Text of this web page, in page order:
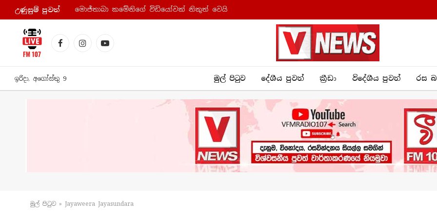
උණුසුම් පුව​ත් මොජ්තාබා කමේනිගේ විඩියෝවක් නිකුත් වෙයි
FacebookInstagramYouTube
ඉරිදා, අගෝස්තු 9 මුල් පිටුව දේශීය පුව​ත් ක්‍රී​ඩා විදේශීය පුවත් රස
මුල් පිටු​ව » Jayaweera Jayasundara